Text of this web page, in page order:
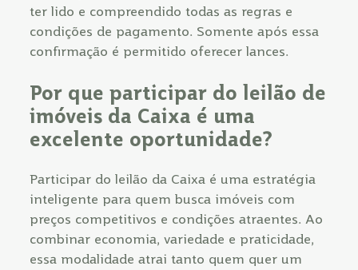
ter lido e compreendido todas as regras e
condições de pagamento. Somente após essa
confirmação é permitido oferecer lances.
Por que participar do leilão de
imóveis da Caixa é uma
excelente oportunidade?
Participar do leilão da Caixa é uma estratégia
inteligente para quem busca imóveis com
preços competitivos e condições atraentes. Ao
combinar economia, variedade e praticidade,
essa modalidade atrai tanto quem quer um